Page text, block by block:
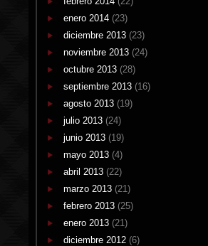
enero 2014 (23)
diciembre 2013 (23)
noviembre 2013 (24)
octubre 2013 (28)
septiembre 2013 (16)
agosto 2013 (19)
julio 2013 (24)
junio 2013 (19)
mayo 2013 (4)
abril 2013 (22)
marzo 2013 (21)
febrero 2013 (25)
enero 2013 (21)
diciembre 2012 (6)